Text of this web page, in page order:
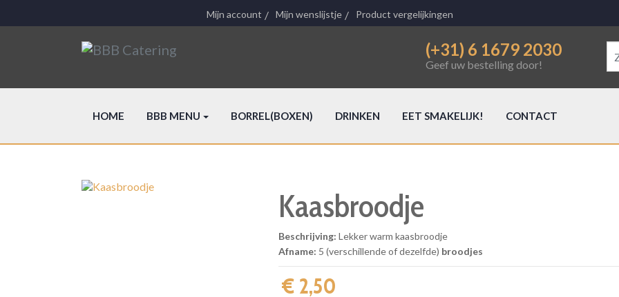
Mijn account Mijn wenslijstje Product vergelijkingen
(+31) 6 1679 2030
Geef uw bestelling door!
HOME BBB MENU BORREL(BOXEN) DRINKEN EET SMAKELIJK! CONTACT
Kaasbroodje
Beschrijving: Lekker warm kaasbroodje
Afname: 5 (verschillende of dezelfde) broodjes
€ 2,50‎